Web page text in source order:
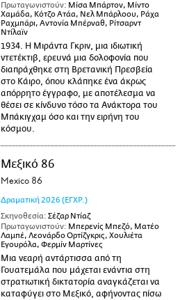
Πρωταγωνιστούν: Μίσα Μπάρτον, Μίντο
Χαμάδα, Κότζο Ατάα, Νελ Μπάρλοου, Ράχα
Ραχμπάρι, Αντονία Μπέρναθ, Ρίτσαρντ
Ντίλαϊν
1934. Η Μιράντα Γκριν, μια ιδιωτική
ντετέκτιβ, ερευνά μια δολοφονία που
διαπράχθηκε στη Βρετανική Πρεσβεία
στο Κάιρο, όπου κλάπηκε ένα άκρως
απόρρητο έγγραφο, με αποτέλεσμα να
θέσει σε κίνδυνο τόσο τα Ανάκτορα του
Μπάκιγχαμ όσο και την ειρήνη του
κόσμου.
Μεξικό 86
Mexico 86
Δραματική 2026 (ΕΓΧΡ.)
Σκηνοθεσία: Σέζαρ Ντίαζ
Πρωταγωνιστούν: Μπερενίς Μπεζό, Ματέο
Λαμπέ, Λεονάρδο Ορτίζγκρις, Χουλιέτα
Εγουρόλα, Φερμίν Μαρτίνες
Μια νεαρή αντάρτισσα από τη
Γουατεμάλα που μάχεται ενάντια στη
στρατιωτική δικτατορία αναγκάζεται να
καταφύγει στο Μεξικό, αφήνοντας πίσω